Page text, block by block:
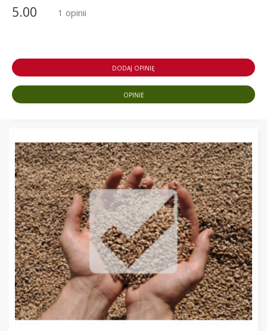
5.00 1 opinii
DODAJ OPINIĘ
OPINIE